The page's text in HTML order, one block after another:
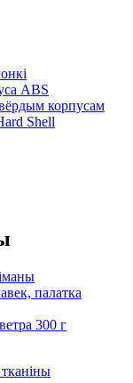
ABS
корпусам
Shell
300 г